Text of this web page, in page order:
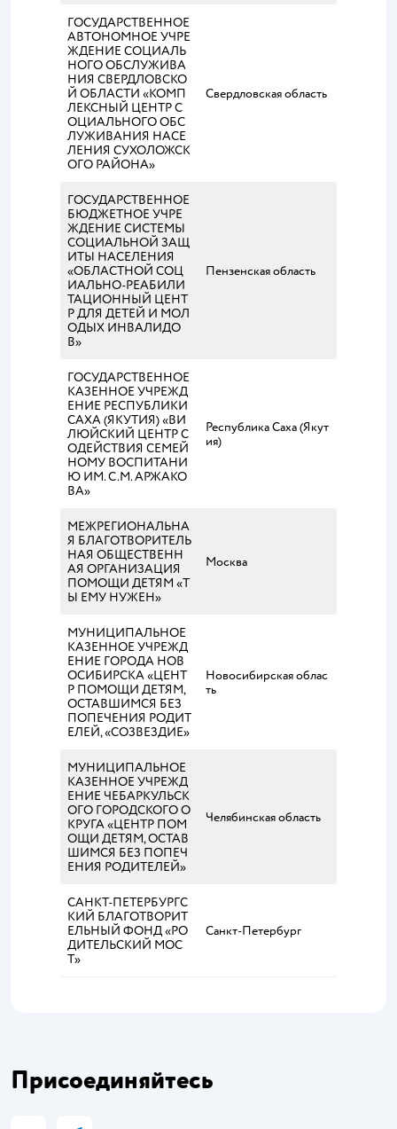
ГОСУДАРСТВЕННОЕ
АВТОНОМНОЕ УЧРЕ
ЖДЕНИЕ СОЦИАЛЬ
НОГО ОБСЛУЖИВА
НИЯ СВЕРДЛОВСКО
Й ОБЛАСТИ «КОМП
ЛЕКСНЫЙ ЦЕНТР С
ОЦИАЛЬНОГО ОБС
ЛУЖИВАНИЯ НАСЕ
ЛЕНИЯ СУХОЛОЖСК
ОГО РАЙОНА»
Свердловская область
ГОСУДАРСТВЕННОЕ
БЮДЖЕТНОЕ УЧРЕ
ЖДЕНИЕ СИСТЕМЫ
СОЦИАЛЬНОЙ ЗАЩ
ИТЫ НАСЕЛЕНИЯ
«ОБЛАСТНОЙ СОЦ
ИАЛЬНО-РЕАБИЛИ
ТАЦИОННЫЙ ЦЕНТ
Р ДЛЯ ДЕТЕЙ И МОЛ
ОДЫХ ИНВАЛИДО
В»
Пензенская область
ГОСУДАРСТВЕННОЕ
КАЗЕННОЕ УЧРЕЖД
ЕНИЕ РЕСПУБЛИКИ
САХА (ЯКУТИЯ) «ВИ
ЛЮЙСКИЙ ЦЕНТР С
ОДЕЙСТВИЯ СЕМЕЙ
НОМУ ВОСПИТАНИ
Ю ИМ. С.М. АРЖАКО
ВА»
Республика Саха (Якут
ия)
МЕЖРЕГИОНАЛЬНА
Я БЛАГОТВОРИТЕЛЬ
НАЯ ОБЩЕСТВЕНН
АЯ ОРГАНИЗАЦИЯ
ПОМОЩИ ДЕТЯМ «Т
Ы ЕМУ НУЖЕН»
Москва
МУНИЦИПАЛЬНОЕ
КАЗЕННОЕ УЧРЕЖД
ЕНИЕ ГОРОДА НОВ
ОСИБИРСКА «ЦЕНТ
Р ПОМОЩИ ДЕТЯМ,
ОСТАВШИМСЯ БЕЗ
ПОПЕЧЕНИЯ РОДИТ
ЕЛЕЙ, «СОЗВЕЗДИЕ»
Новосибирская облас
ть
МУНИЦИПАЛЬНОЕ
КАЗЕННОЕ УЧРЕЖД
ЕНИЕ ЧЕБАРКУЛЬСК
ОГО ГОРОДСКОГО О
КРУГА «ЦЕНТР ПОМ
ОЩИ ДЕТЯМ, ОСТАВ
ШИМСЯ БЕЗ ПОПЕЧ
ЕНИЯ РОДИТЕЛЕЙ»
Челябинская область
САНКТ-ПЕТЕРБУРГС
КИЙ БЛАГОТВОРИТ
ЕЛЬНЫЙ ФОНД «РО
ДИТЕЛЬСКИЙ МОС
Т»
Санкт-Петербург
Присоединяйтесь